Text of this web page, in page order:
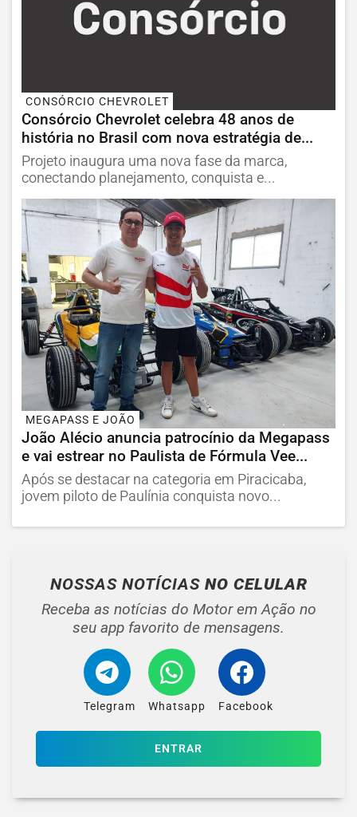
CONSÓRCIO CHEVROLET
Consórcio Chevrolet celebra 48 anos de
história no Brasil com nova estratégia de...
Projeto inaugura uma nova fase da marca,
conectando planejamento, conquista e...
MEGAPASS E JOÃO
João Alécio anuncia patrocínio da Megapass
e vai estrear no Paulista de Fórmula Vee...
Após se destacar na categoria em Piracicaba,
jovem piloto de Paulínia conquista novo...
NOSSAS NOTÍCIAS NO CELULAR
Receba as notícias do Motor em Ação no
seu app favorito de mensagens.
Telegram Whatsapp Facebook
ENTRAR